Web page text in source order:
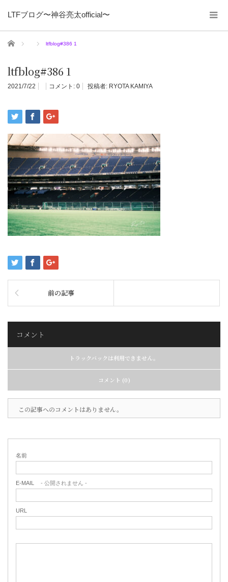
LTFブログ〜神谷亮太official〜
ホーム ltfblog#386 1
ltfblog#386 1
2021/7/22 コメント: 0 投稿者: RYOTA KAMIYA
前の記事
コメント
トラックバックは利用できません。
コメント (0)
この記事へのコメントはありません。
名前
E-MAIL - 公開されません -
URL